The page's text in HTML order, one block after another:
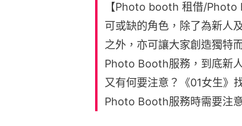
【Photo booth 租借/
可或缺的角色，除了為新人
之外，亦可讓大家創造獨特
Photo Booth服務，到底新
又有何要注意？《01女生
Photo Booth服務時需要注